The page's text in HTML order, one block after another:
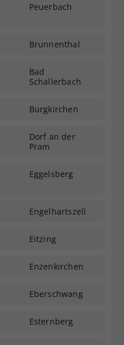
Peuerbach
Brunnenthal
Bad
Schallerbach
Burgkirchen
Dorf an der
Pram
Eggelsberg
Engelhartszell
Eitzing
Enzenkirchen
Eberschwang
Esternberg